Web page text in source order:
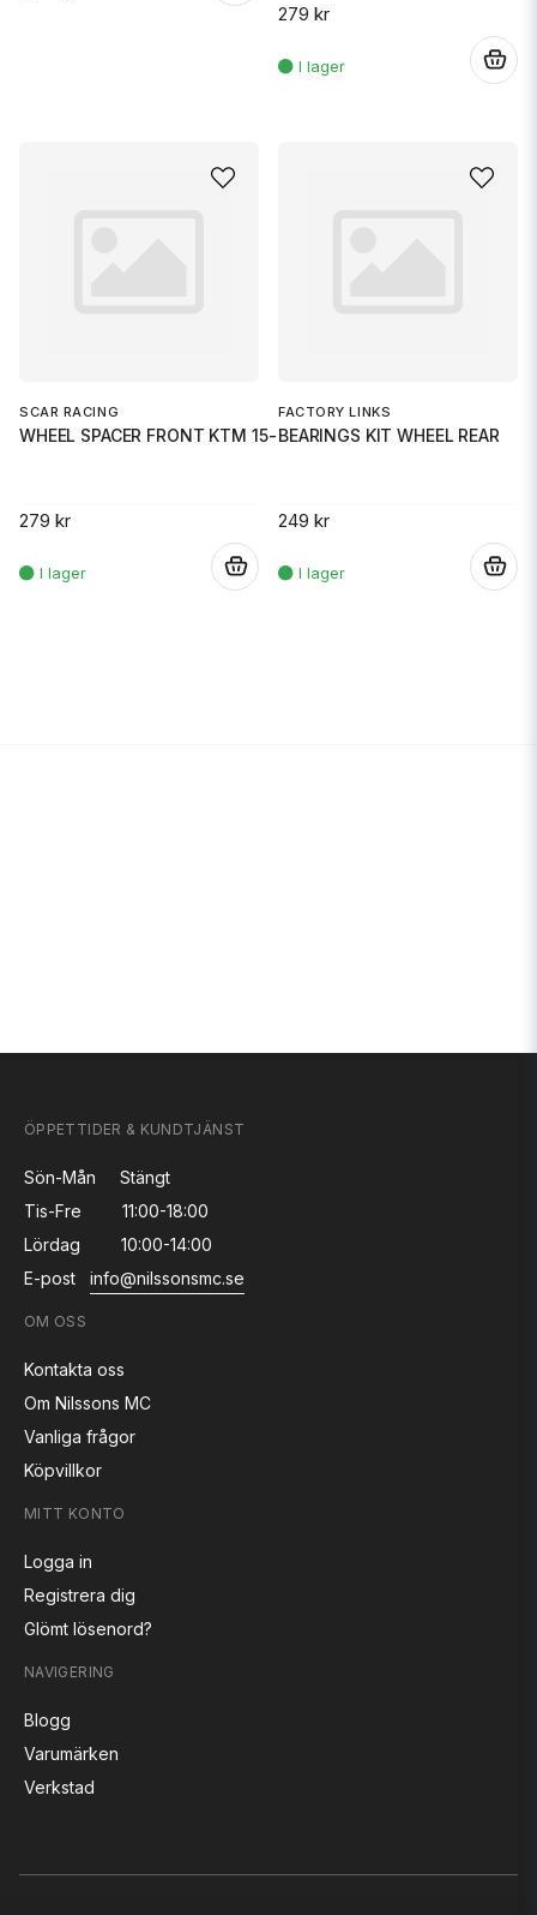
279 kr
SCAR RACING
WHEEL SPACER FRONT KTM 15- BLA
279 kr
FACTORY LINKS
BEARINGS KIT WHEEL REAR
249 kr
ÖPPETTIDER & KUNDTJÄNST
Sön-Mån
Stängt
Tis-Fre
11:00-18:00
Lördag
10:00-14:00
E-post
info@nilssonsmc.se
OM OSS
Kontakta oss
Om Nilssons MC
Vanliga frågor
Köpvillkor
MITT KONTO
Logga in
Registrera dig
Glömt lösenord?
NAVIGERING
Blogg
Varumärken
Verkstad